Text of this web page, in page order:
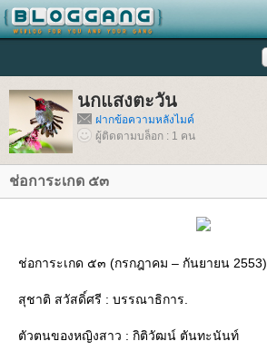
นกแสงตะวัน
ฝากข้อความหลังไมค์
ผู้ติดตามบล็อก : 1 คน
ช่อการะเกด ๕๓
ช่อการะเกด ๕๓ (กรกฎาคม – กันยายน 2553)
สุชาติ สวัสดิ์ศรี : บรรณาธิการ.
ตัวตนของหญิงสาว : กิติวัฒน์ ตันทะนันท์